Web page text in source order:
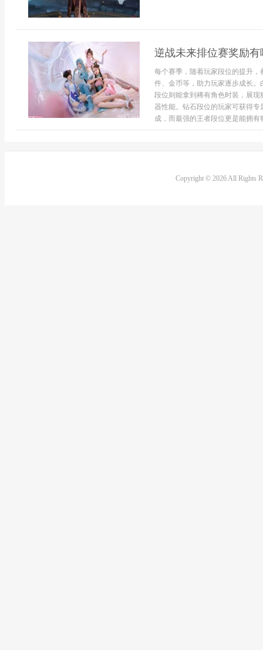
逆战未来排位赛奖励
每个赛季，随着玩家段位的提升
件、金币等，助力玩家逐步成长
段位则能拿到稀有角色时装，展
器性能。钻石段位的玩家可获得
成，而最强的王者段位更是能拥
Copyright © 2026 All Rights